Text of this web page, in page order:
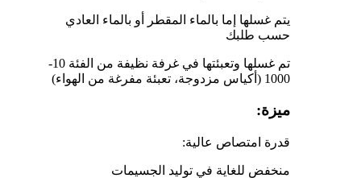
يتم غسلها إما بالماء المقطر أو بالماء العادي
حسب طلبك
تم غسلها وتعبئتها في غرفة نظيفة من الفئة 10-
1000 (أكياس مزدوجة، تعبئة مفرغة من الهواء)
ميزة:
قدرة امتصاص عالية:
منخفض للغاية في توليد الجسيمات